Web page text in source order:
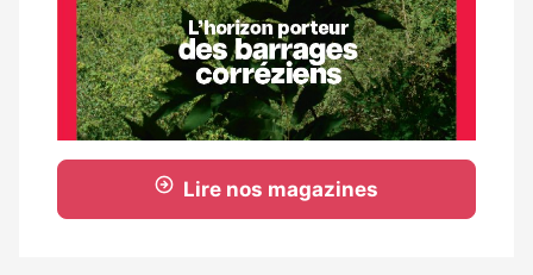
Lire nos magazines